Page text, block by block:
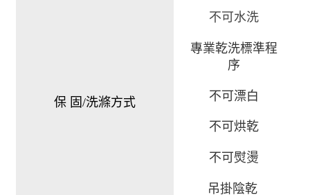
保 固/洗滌方式
不可水洗
專業乾洗標準程
序
不可漂白
不可烘乾
不可熨燙
吊掛陰乾